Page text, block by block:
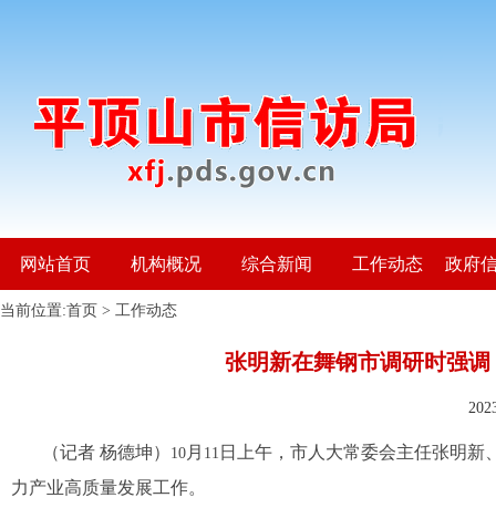
网站首页 机构概况 综合新闻 工作动态 政府
当前位置:首页 > 工作动态
张明新在舞钢市调研时强
（记者 杨德坤） 10 月 11 日上午，市人大常委会主任张明
力产业高质量发展工作。